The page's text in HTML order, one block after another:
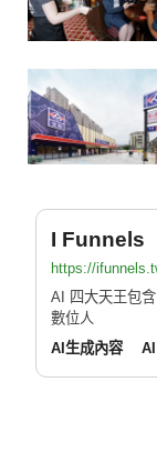
I Funnels
https://
AI 四大天王包
數位人
AI生成內容